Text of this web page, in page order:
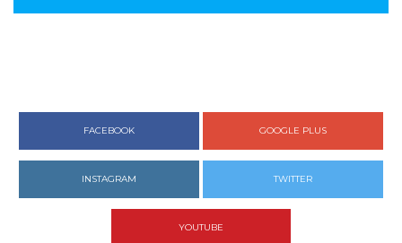
FACEBOOK GOOGLE PLUS
INSTAGRAM TWITTER
YOUTUBE